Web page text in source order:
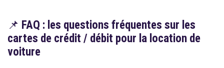
📌 FAQ : les questions fréquentes sur les
cartes de crédit / débit pour la location de
voiture